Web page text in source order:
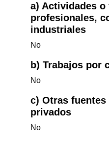
a) Actividades o
profesionales,
industriales
No
b) Trabajos por
No
c) Otras
privados
No